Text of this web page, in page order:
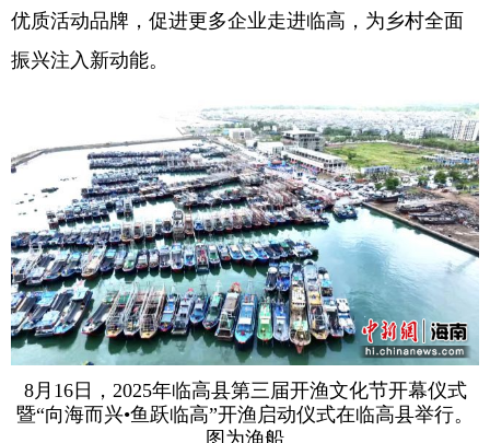
优质活动品牌，促进更多企业走进临高，为乡村全面
振兴注入新动能。
8月16日，2025年临高县第三届开渔文化节开幕仪式
暨“向海而兴•鱼跃临高”开渔启动仪式在临高县举行。